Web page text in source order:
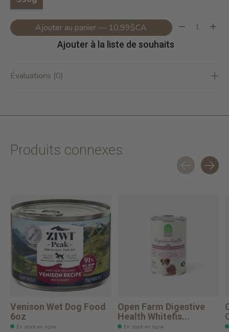
Ajouter au panier — 10,99$CA Quantité:
Ajouter à la liste de souhaits
Évaluations (0)
Produits connexes
Venison Wet Dog Food
6oz
En stock en ligne
Open Farm Digestive
Health Whitefis...
En stock en ligne